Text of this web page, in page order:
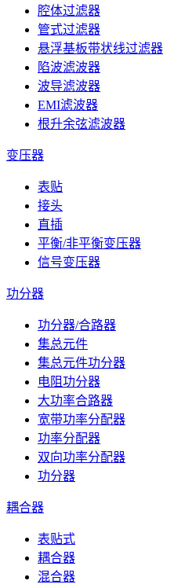
腔体过滤器
管式过滤器
悬浮基板带状线过滤器
陷波滤波器
波导滤波器
EMI滤波器
根升余弦滤波器
变压器
表贴
接头
直插
平衡/非平衡变压器
信号变压器
功分器
功分器/合路器
集总元件
集总元件功分器
电阻功分器
大功率合路器
宽带功率分配器
功率分配器
双向功率分配器
功分器
耦合器
表贴式
耦合器
混合器